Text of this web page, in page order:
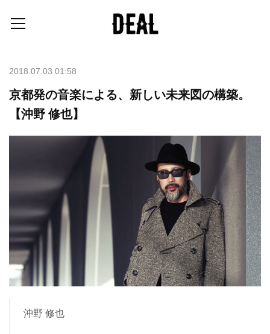
2018.07.03 01:58
京都発の音楽による、新しい未来図の構築。
【沖野 修也】
沖野 修也